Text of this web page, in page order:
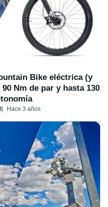
Bike eléctrica (y
Nm de par y hasta 130
Hace 3 años